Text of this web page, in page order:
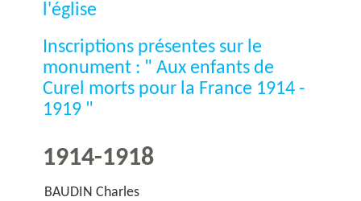
l'église
Inscriptions présentes sur le
monument : " Aux enfants de
Curel morts pour la France 1914 -
1919 "
1914-1918
BAUDIN Charles